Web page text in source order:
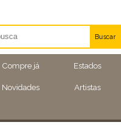
Compre já Estados
Novidades Artistas
Buscar
Artistas
Eventos